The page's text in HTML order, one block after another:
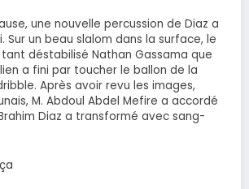
une nouvelle percussion de Diaz a
un beau slalom dans la surface, le
déstabilisé Nathan Gassama que
a fini par toucher le ballon de la
Après avoir revu les images,
M. Abdoul Abdel Mefire a accordé
Diaz a transformé avec sang-